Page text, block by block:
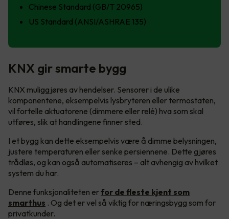
Chinese Standard (GB/T 20965)
US Standard (ANSI/ASHRAE 135)
KNX gir smarte bygg
KNX muliggjøres av hendelser. Sensorer i de ulike
komponentene, eksempelvis lysbryteren eller termostaten,
vil fortelle aktuatorene (dimmere eller relé) hva som skal
utføres, slik at handlingene finner sted.
I et bygg kan dette eksempelvis være å dimme belysningen,
justere temperaturen eller senke persiennene. Dette gjøres
trådløs, og kan også automatiseres – alt avhengig av hvilket
system du har.
Denne funksjonaliteten erfor de fleste kjent som
smarthus . Og det er vel så viktig for næringsbygg som for
privatkunder.